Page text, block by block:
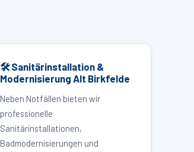
🛠 Sanitärinstallation &
Modernisierung Alt Birkfelde
Neben Notfällen bieten wir
professionelle
Sanitärinstallationen,
Badmodernisierungen und